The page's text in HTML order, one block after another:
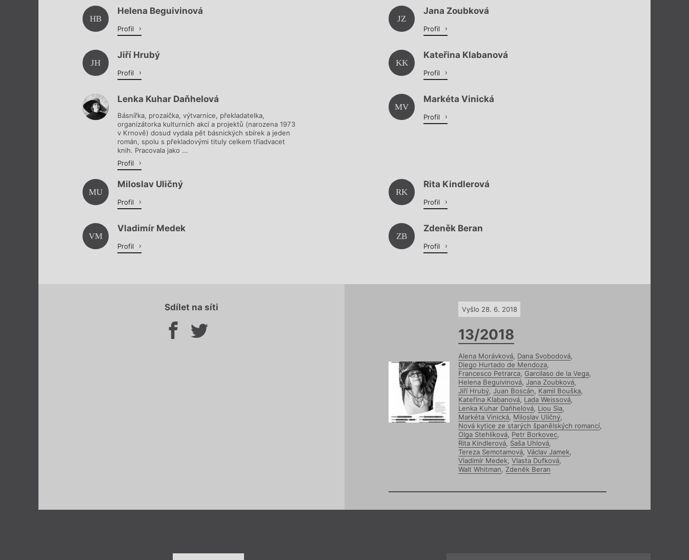
HB
Helena Beguivinová
Profil
JZ
Jana Zoubková
Profil
JH
Jiří Hrubý
Profil
KK
Kateřina Klabanová
Profil
Lenka Kuhar Daňhelová
Básnířka, prozaička, výtvarnice, překladatelka,
organizátorka kulturních akcí a projektů (narozena 1973
v Krnově) dosud vydala pět básnických sbírek a jeden
román, spolu s překladovými tituly celkem třiadvacet
knih. Pracovala jako ...
Profil
MV
Markéta Vinická
Profil
MU
Miloslav Uličný
Profil
RK
Rita Kindlerová
Profil
VM
Vladimír Medek
Profil
ZB
Zdeněk Beran
Profil
Sdílet na síti Vyšlo 28. 6. 2018
13/2018
Alena Morávková, Dana Svobodová,
Diego Hurtado de Mendoza,
Francesco Petrarca, Garcilaso de la Vega,
Helena Beguivinová, Jana Zoubková,
Jiří Hrubý, Juan Boscán, Kamil Bouška,
Kateřina Klabanová, Lada Weissová,
Lenka Kuhar Daňhelová, Liou Sia,
Markéta Vinická, Miloslav Uličný,
Nová kytice ze starých španělských romancí,
Olga Stehlíková, Petr Borkovec,
Rita Kindlerová, Saša Uhlová,
Tereza Semotamová, Václav Jamek,
Vladimír Medek, Vlasta Dufková,
Walt Whitman, Zdeněk Beran